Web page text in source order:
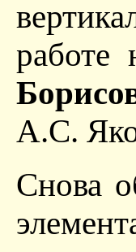
работе
А.С.
Снова